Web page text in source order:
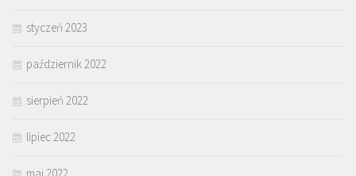
styczeń 2023
październik 2022
sierpień 2022
lipiec 2022